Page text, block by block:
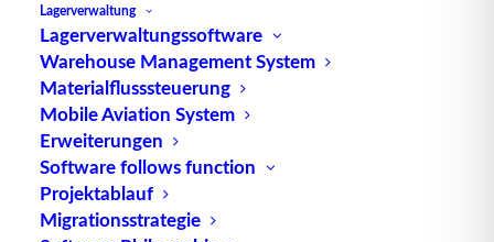
Lagerverwaltung
Lagerverwaltungssoftware
Warehouse Management System
Materialflusssteuerung
Mobile Aviation System
Erweiterungen
Software follows function
Projektablauf
Migrationsstrategie
Healthcare Logistics
bezeichnet die Belieferung eines Krankenhauses
mit Gebrauchs- und Verbrauchsgütern aller Art,
ggf. gekoppelt mit Entsorgungsaufgaben durch